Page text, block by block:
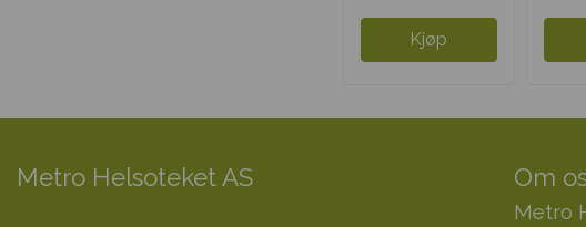
Kjøp
Metro Helsoteket AS Om
Metro